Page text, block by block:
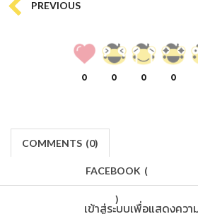
PREVIOUS
0 0 0 0
COMMENTS (0)
FACEBOOK (
)
เข้าสู่ระบบเพื่อแสดงคว